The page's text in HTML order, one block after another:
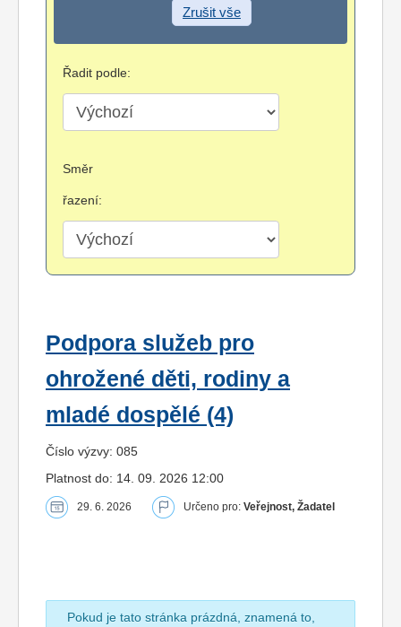
Zrušit vše
Řadit podle:
Směr
řazení:
Podpora služeb pro
ohrožené děti, rodiny a
mladé dospělé (4)
Číslo výzvy: 085
Platnost do: 14. 09. 2026 12:00
29. 6. 2026 Určeno pro: Veřejnost, Žadatel
Pokud je tato stránka prázdná, znamená to,